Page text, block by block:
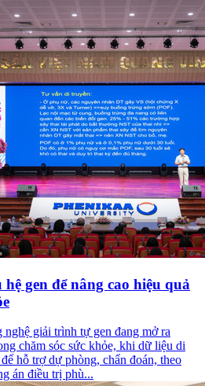
gen để nâng cao hiệu quả
nghệ giải trình tự gen đang mở ra
chăm sóc sức khỏe, khi dữ liệu di
hỗ trợ dự phòng, chẩn đoán, theo
án điều trị phù...